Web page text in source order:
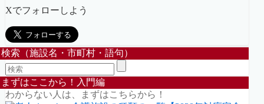
Xでフォローしよう
検索（施設名・市町村・語句）
まずはここから！入門編
わからない人は、まずはこちらから！